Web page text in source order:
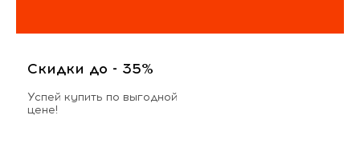
Скидки до - 35%
Успей купить по выгодной
цене!